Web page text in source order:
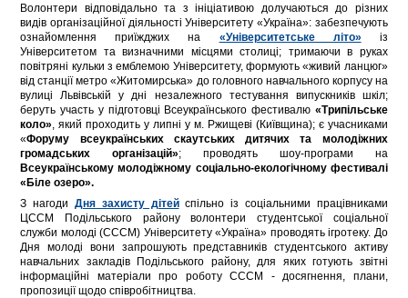
Волонтери відповідально та з ініціативою долучаються до різних
видів організаційної діяльності Університету «Україна»: забезпечують
ознайомлення приїжджих на
«Університетське літо» із
Університетом та визначними місцями столиці; тримаючи в руках
повітряні кульки з емблемою Університету, формують «живий ланцюг»
від станції метро «Житомирська» до головного навчального корпусу на
вулиці Львівській у дні незалежного тестування випускників шкіл;
беруть участь у підготовці Всеукраїнського фестивалю «Трипільське
коло» , який проходить у липні у м. Ржищеві (Київщина); є учасниками
«Форуму всеукраїнських скаутських дитячих та молодіжних
громадських організацій»; проводять шоу-програми на
Всеукраїнському молодіжному соціально-екологічному фестивалі
«Біле озеро».
З нагоди Дня захисту дітейспільно із соціальними працівниками
ЦССМ Подільського району волонтери студентської соціальної
служби молоді (СССМ) Університету «Україна» проводять ігротеку. До
Дня молоді вони запрошують представників студентського активу
навчальних закладів Подільського району, для яких готують звітні
інформаційні матеріали про роботу СССМ - досягнення, плани,
пропозиції щодо співробітництва.